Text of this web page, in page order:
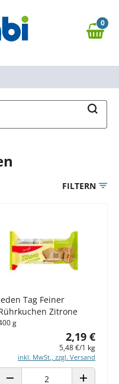
0,00 €
0
FILTERN
Tag Feiner
Zitrone
g
2,19 €
5,48 €/1 kg
inkl. MwSt., zzgl. Versand